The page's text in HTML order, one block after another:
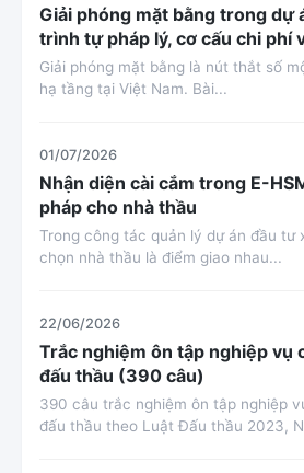
Giải phóng mặt bằng trong dự
trình tự pháp lý, cơ cấu chi phí
Giải phóng mặt bằng là nút thắt số
hạ tầng tại Việt Nam. Bài...
01/07/2026
Nhận diện cài cắm trong E-
pháp cho nhà thầu
Trong công tác quản lý dự án đầu tư
chọn nhà thầu là điểm giao nhau...
22/06/2026
Trắc nghiệm ôn tập nghiệp vụ
đấu thầu (390 câu)
390 câu trắc nghiệm ôn tập nghiệp
đấu thầu theo Luật Đấu thầu 2023,